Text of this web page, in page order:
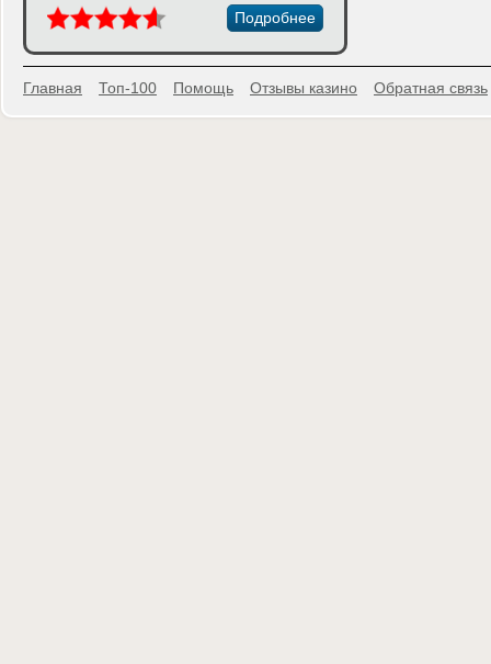
Подробнее
Главная Топ-100 Помощь Отзывы казино Обратная связь